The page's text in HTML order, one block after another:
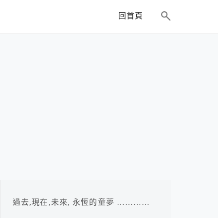
回首頁
過去,現在,未來, 永恆的童夢 …………